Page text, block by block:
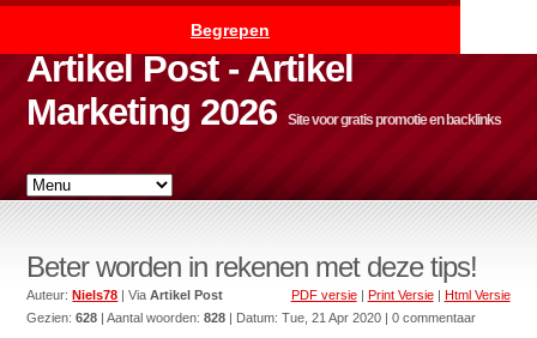
Begrepen
Artikel Post - Artikel
Marketing 2026
Site voor gratis promotie en backlinks
Beter worden in rekenen met deze tips!
PDF versie| Print Versie| Html Versie
Auteur:Niels78 | ViaArtikel Post
Gezien:628 | Aantal woorden:828 | Datum:Tue, 21 Apr 2020 | 0 commentaar